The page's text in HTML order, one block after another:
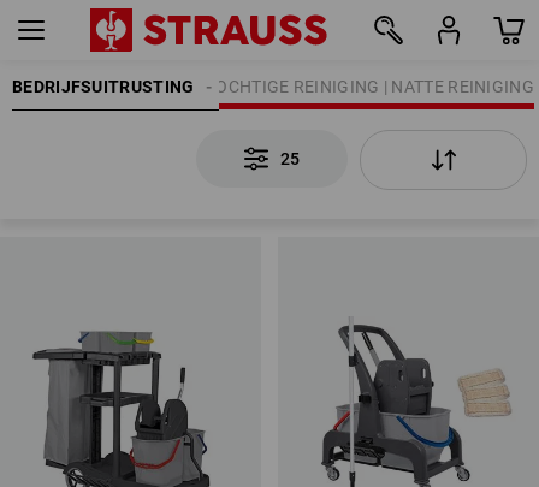
BEDRIJFSUITRUSTING VOCHTIGE REINIGING | NATTE REINIGING
REINIGING
25